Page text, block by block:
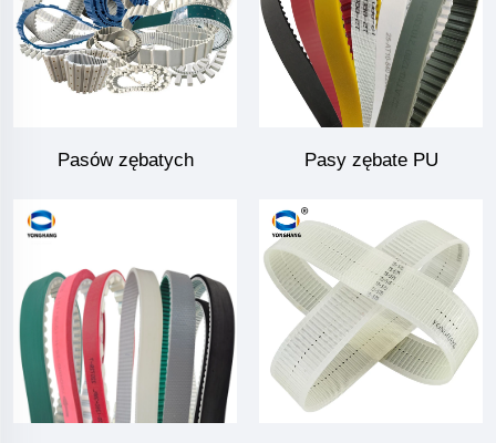
Pasów zębatych Pasy zębate PU